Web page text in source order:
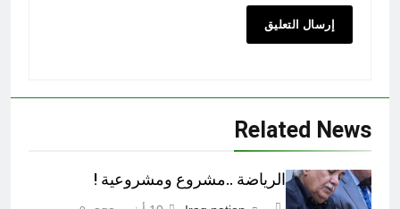
Related News
الرياضة ..مشروع ومشروعية !